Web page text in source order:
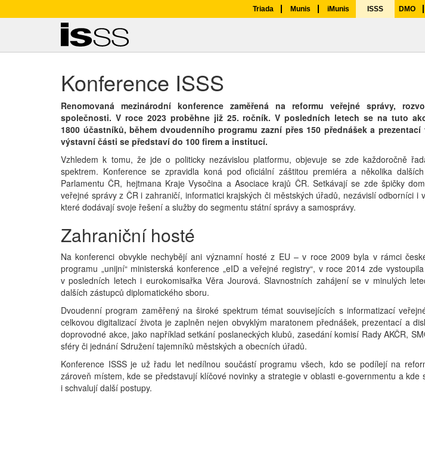
Triada Munis iMunis ISSS DMO
Konference ISSS
Renomovaná mezinárodní konference zaměřená na reformu veřejné správy,
společnosti. V roce 2023 proběhne již 25. ročník. V posledních letech se na tuto
1800 účastníků, během dvoudenního programu zazní přes 150 přednášek a
výstavní části se představí do 100 firem a institucí.
Vzhledem k tomu, že jde o politicky nezávislou platformu, objevuje se zde každoročně
spektrem. Konference se zpravidla koná pod oficiální záštitou premiéra a několika
Parlamentu ČR, hejtmana Kraje Vysočina a Asociace krajů ČR. Setkávají se zde špičky
veřejné správy z ČR i zahraničí, informatici krajských či městských úřadů, nezávislí odborníci i
které dodávají svoje řešení a služby do segmentu státní správy a samosprávy.
Zahraniční hosté
Na konferenci obvykle nechybějí ani významní hosté z EU – v roce 2009 byla v rámci
programu „unijní“ ministerská konference „eID a veřejné registry“, v roce 2014 zde
v posledních letech i eurokomisařka Věra Jourová. Slavnostních zahájení se v minulých
dalších zástupců diplomatického sboru.
Dvoudenní program zaměřený na široké spektrum témat souvisejících s informatizací
celkovou digitalizací života je zaplněn nejen obvyklým maratonem přednášek, prezentací a
doprovodné akce, jako například setkání poslaneckých klubů, zasedání komisí Rady AKČR,
sféry či jednání Sdružení tajemníků městských a obecních úřadů.
Konference ISSS je už řadu let nedílnou součástí programu všech, kdo se podílejí na
zároveň místem, kde se představují klíčové novinky a strategie v oblasti e-governmentu a kde
i schvalují další postupy.